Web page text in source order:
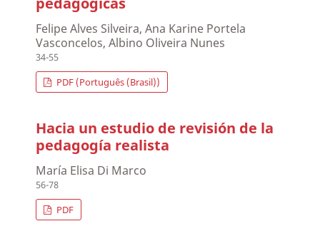
Felipe Alves Silveira, Ana Karine Portela
Vasconcelos, Albino Oliveira Nunes
34-55
PDF (Português (Brasil))
Hacia un estudio de revisión de la
pedagogía realista
María Elisa Di Marco
56-78
PDF